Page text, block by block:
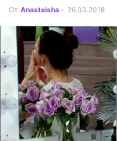
От Anasteisha - 26.03.2018